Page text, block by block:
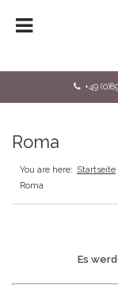
REGISTRIERUNG
SHOP
+49
Roma
You are here: Startseite
Roma
Es